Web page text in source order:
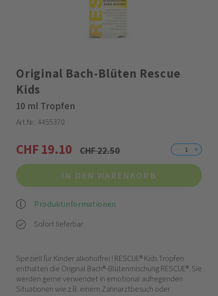
Original Bach-Blüten Rescue
Kids
10 ml Tropfen
Art.Nr.: 4455370
CHF 22.50
CHF 19.10
IN DEN WARENKORB
Produktinformationen
Sofort lieferbar
Speziell für Kinder alkoholfrei ! RESCUE® Kids Tropfen
enthalten die Original Bach®-Blütenmischung RESCUE®. Sie
werden gerne verwendet in emotional aufregenden
Situationen wie z.B. einem Zahnarztbesuch oder